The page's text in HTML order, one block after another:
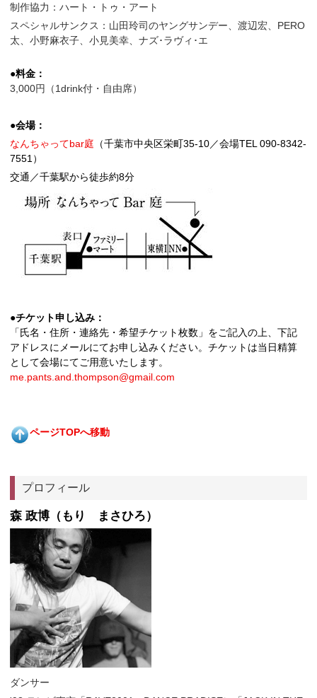
制作協力：ハート・トゥ・アート
スペシャルサンクス：山田玲司のヤングサンデー、渡辺宏、PERO
太、小野麻衣子、小見美幸、ナズ･ラヴィ･エ
●料金：
3,000円（1drink付・自由席）
●会場：
なんちゃってbar庭 （千葉市中央区栄町35-10／会場TEL 090-8342-
7551）
交通／千葉駅から徒歩約8分
●チケット申し込み：
「氏名・住所・連絡先・希望チケット枚数」をご記入の上、下記
アドレスにメールにてお申し込みください。チケットは当日精算
として会場にてご用意いたします。
me.pants.and.thompson@gmail.com
ページTOPへ移動
プロフィール
森 政博（もり まさひろ）
ダンサー